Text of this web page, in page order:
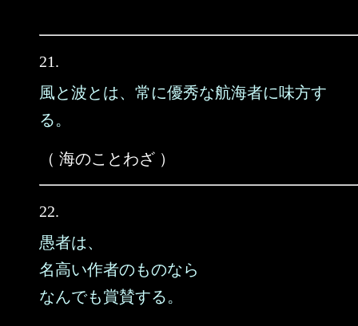
21.
風と波とは、常に優秀な航海者に味方す
る。
（ 海のことわざ ）
22.
愚者は、
名高い作者のものなら
なんでも賞賛する。